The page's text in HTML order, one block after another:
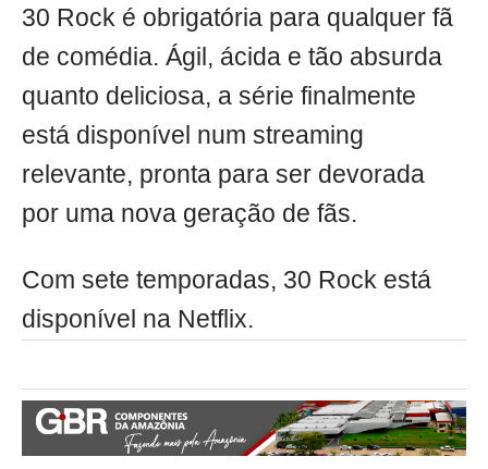
30 Rock é obrigatória para qualquer fã
de comédia. Ágil, ácida e tão absurda
quanto deliciosa, a série finalmente
está disponível num streaming
relevante, pronta para ser devorada
por uma nova geração de fãs.
Com sete temporadas, 30 Rock está
disponível na Netflix.